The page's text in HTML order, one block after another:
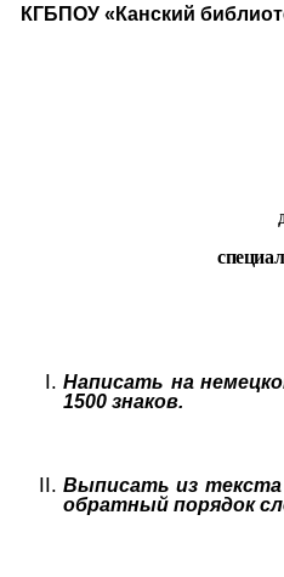
КГБПОУ «Канский
Написать на
1500 знаков.
Выписать из текста
обратный порядок